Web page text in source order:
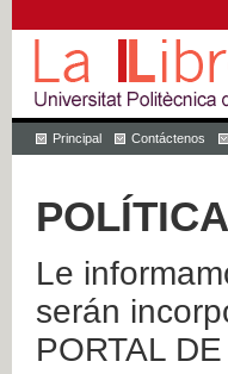
Principal Contáctenos
Le
serán
PORTAL